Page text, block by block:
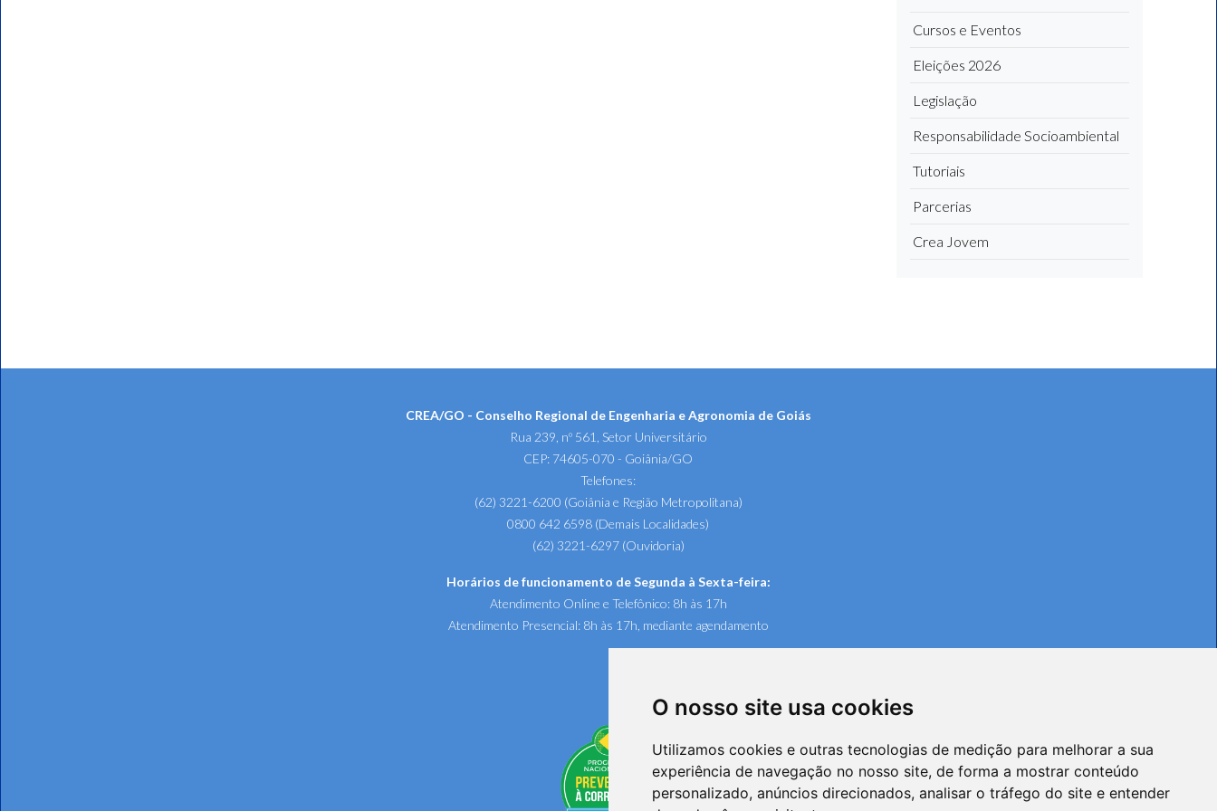
O nosso site usa cookies
Utilizamos cookies e outras tecnologias de medição para melhorar a sua
experiência de navegação no nosso site, de forma a mostrar conteúdo
personalizado, anúncios direcionados, analisar o tráfego do site e entender
Cursos e Eventos
Eleições 2026
Legislação
Responsabilidade Socioambiental
Tutoriais
Parcerias
Crea Jovem
CREA/GO - Conselho Regional de Engenharia e Agronomia de Goiás
Rua 239, nº 561, Setor Universitário
CEP: 74605-070 - Goiânia/GO
Telefones:
(62) 3221-6200 (Goiânia e Região Metropolitana)
0800 642 6598 (Demais Localidades)
(62) 3221-6297 (Ouvidoria)
Horários de funcionamento de Segunda à Sexta-feira:
Atendimento Online e Telefônico: 8h às 17h
Atendimento Presencial: 8h às 17h, mediante agendamento